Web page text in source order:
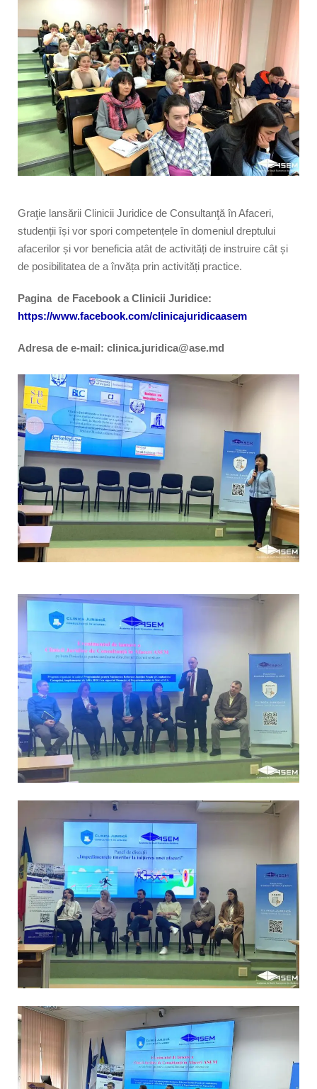
Graţie lansării Clinicii Juridice de Consultanţă în Afaceri,
studenții își vor spori competențele în domeniul dreptului
afacerilor și vor beneficia atât de activități de instruire cât și
de posibilitatea de a învăța prin activități practice.
Pagina de Facebook a Clinicii Juridice:
https://www.facebook.com/clinicajuridicaasem
Adresa de e-mail: clinica.juridica@ase.md